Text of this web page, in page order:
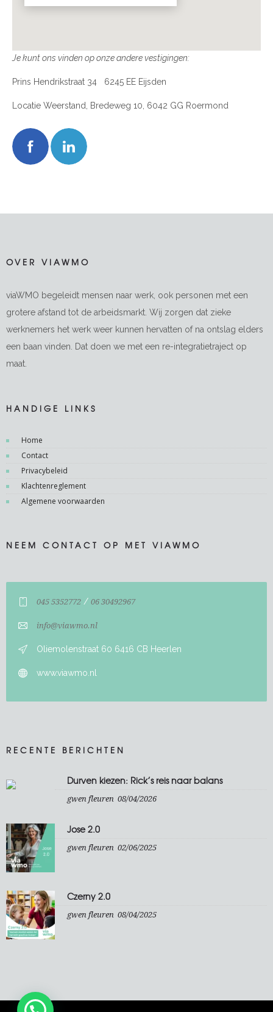
Je kunt ons vinden op onze andere vestigingen:
Prins Hendrikstraat 34 6245 EE Eijsden
Locatie Weerstand, Bredeweg 10, 6042 GG Roermond
OVER VIAWMO
viaWMO begeleidt mensen naar werk, ook personen met een
grotere afstand tot de arbeidsmarkt. Wij zorgen dat zieke
werknemers het werk weer kunnen hervatten of na ontslag elders
een baan vinden. Dat doen we met een re-integratietraject op
maat.
HANDIGE LINKS
Home
Contact
Privacybeleid
Klachtenreglement
Algemene voorwaarden
NEEM CONTACT OP MET VIAWMO
045 5352772 / 06 30492967
info@viawmo.nl
Oliemolenstraat 60 6416 CB Heerlen
www.viawmo.nl
RECENTE BERICHTEN
Durven kiezen: Rick’s reis naar balans
gwen fleuren 08/04/2026
Jose 2.0
gwen fleuren 02/06/2025
Czerny 2.0
gwen fleuren 08/04/2025